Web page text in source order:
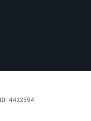
ID:4422594